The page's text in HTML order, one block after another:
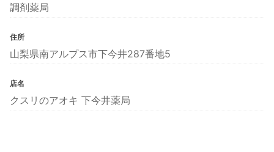
調剤薬局
住所
山梨県南アルプス市下今井287番地5
店名
クスリのアオキ 下今井薬局